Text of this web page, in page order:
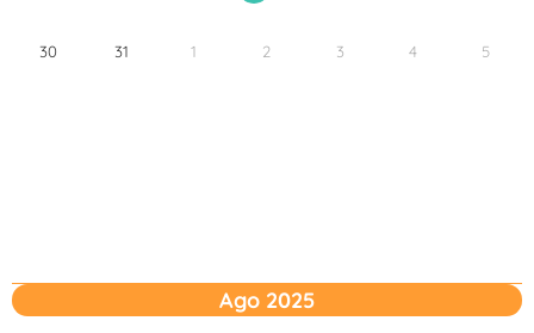
30 31 1 2 3 4 5
Ago 2025